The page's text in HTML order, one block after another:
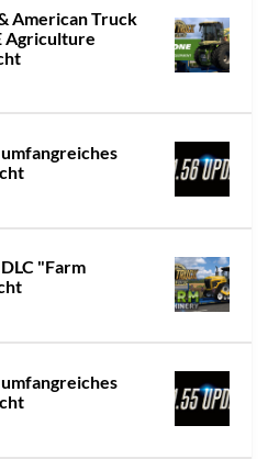
American Truck
Agriculture
"Farm